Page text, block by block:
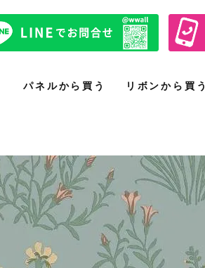
パネルから買う リボンから買う